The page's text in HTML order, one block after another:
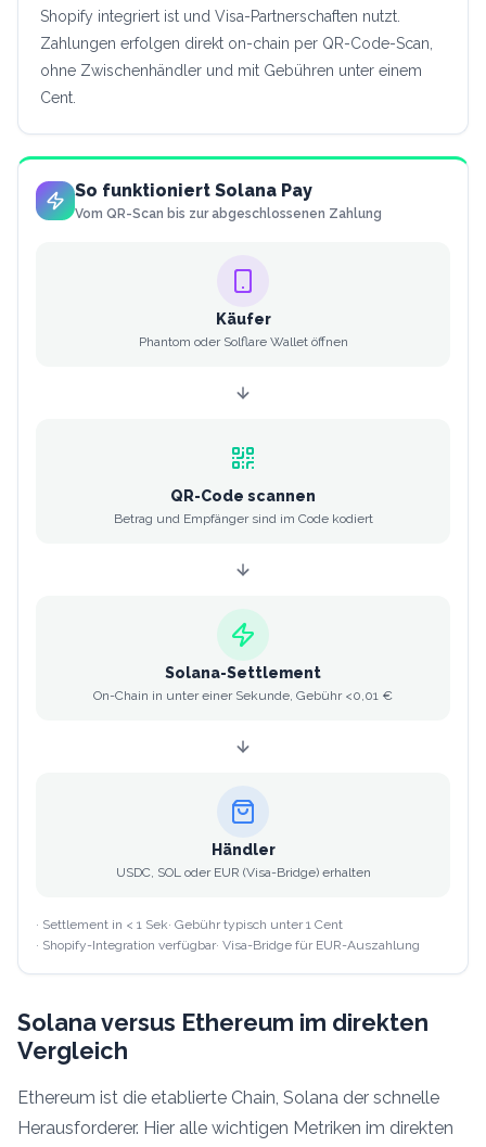
Shopify integriert ist und Visa-Partnerschaften nutzt.
Zahlungen erfolgen direkt on-chain per QR-Code-Scan,
ohne Zwischenhändler und mit Gebühren unter einem
Cent.
So funktioniert Solana Pay
Vom QR-Scan bis zur abgeschlossenen Zahlung
Käufer
Phantom oder Solflare Wallet öffnen
QR-Code scannen
Betrag und Empfänger sind im Code kodiert
Solana-Settlement
On-Chain in unter einer Sekunde, Gebühr <0,01 €
Händler
USDC, SOL oder EUR (Visa-Bridge) erhalten
· Settlement in < 1 Sek· Gebühr typisch unter 1 Cent
· Shopify-Integration verfügbar· Visa-Bridge für EUR-Auszahlung
Solana versus Ethereum im direkten
Vergleich
Ethereum ist die etablierte Chain, Solana der schnelle
Herausforderer. Hier alle wichtigen Metriken im direkten